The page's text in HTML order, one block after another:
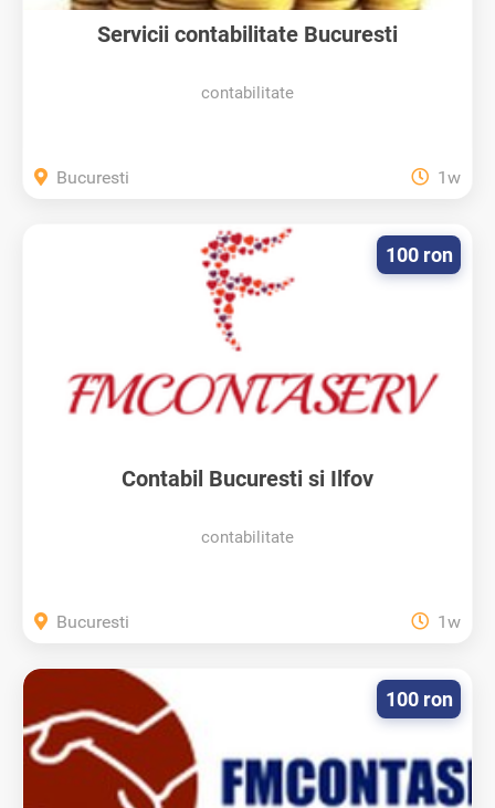
Servicii contabilitate Bucuresti
contabilitate
Bucuresti 1w
Contabil Bucuresti si Ilfov
contabilitate
100 ron
Bucuresti 1w
100 ron